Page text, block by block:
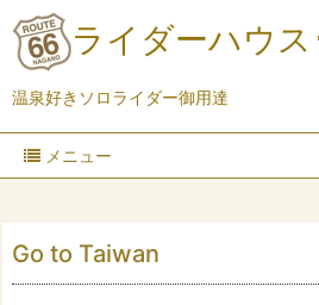
ライダーハウ
温泉好きソロライダー御用達
メニュー
Go to Taiwan